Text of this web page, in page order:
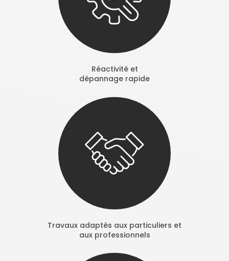
Réactivité et
dépannage rapide
Travaux adaptés aux particuliers et
aux professionnels